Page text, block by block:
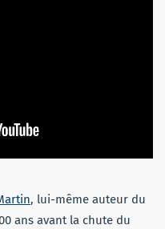
, lui-même auteur du
ans avant la chute du